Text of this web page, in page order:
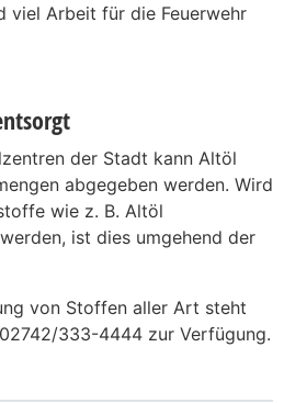
viel Arbeit für die Feuerwehr
der Stadt kann Altöl
abgegeben werden. Wird
wie z. B. Altöl
ist dies umgehend der
von Stoffen aller Art steht
333-4444 zur Verfügung.